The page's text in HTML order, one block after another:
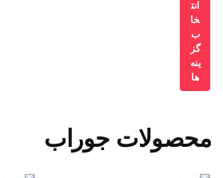
انت
خا
ب
گز
ینه
ها
محصولات جوراب